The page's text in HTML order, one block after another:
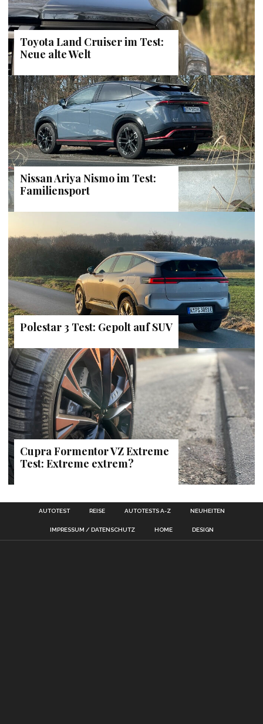
Toyota Land Cruiser im Test:
Neue alte Welt
Nissan Ariya Nismo im Test:
Familiensport
Polestar 3 Test: Gepolt auf SUV
Cupra Formentor VZ Extreme
Test: Extreme extrem?
AUTOTEST REISE AUTOTESTS A-Z NEUHEITEN
IMPRESSUM / DATENSCHUTZ HOME DESIGN